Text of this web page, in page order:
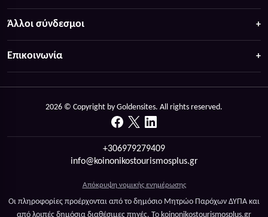
Άλλοι σύνδεσμοι
Επικοινωνία
2026 © Copyright by Goldensites. All rights reserved.
+306979279409
info@koinonikostourismosplus.gr
Απόκρυψη νομικής ενημέρωσης
Οι πληροφορίες προέρχονται από το δημόσιο Μητρώο Παρόχων ΔΥΠΑ και
από λοιπές δημόσια διαθέσιμες πηγές. Το koinonikostourismosplus.gr